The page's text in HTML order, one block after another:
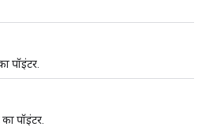
पॉइंटर.
पॉइंटर.